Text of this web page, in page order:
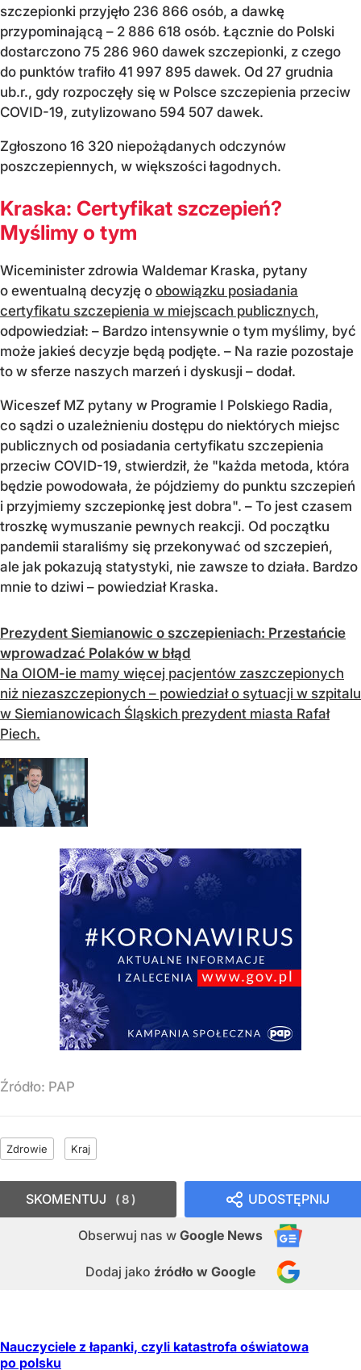
szczepionki przyjęło 236 866 osób, a dawkę
przypominającą – 2 886 618 osób. Łącznie do Polski
dostarczono 75 286 960 dawek szczepionki, z czego
do punktów trafiło 41 997 895 dawek. Od 27 grudnia
ub.r., gdy rozpoczęły się w Polsce szczepienia przeciw
COVID-19, zutylizowano 594 507 dawek.
Zgłoszono 16 320 niepożądanych odczynów
poszczepiennych, w większości łagodnych.
Kraska: Certyfikat szczepień?
Myślimy o tym
Wiceminister zdrowia Waldemar Kraska, pytany
o ewentualną decyzję o obowiązku posiadania
certyfikatu szczepienia w miejscach publicznych,
odpowiedział: – Bardzo intensywnie o tym myślimy, być
może jakieś decyzje będą podjęte. – Na razie pozostaje
to w sferze naszych marzeń i dyskusji – dodał.
Wiceszef MZ pytany w Programie I Polskiego Radia,
co sądzi o uzależnieniu dostępu do niektórych miejsc
publicznych od posiadania certyfikatu szczepienia
przeciw COVID-19, stwierdził, że "każda metoda, która
będzie powodowała, że pójdziemy do punktu szczepień
i przyjmiemy szczepionkę jest dobra". – To jest czasem
troszkę wymuszanie pewnych reakcji. Od początku
pandemii staraliśmy się przekonywać od szczepień,
ale jak pokazują statystyki, nie zawsze to działa. Bardzo
mnie to dziwi – powiedział Kraska.
Prezydent Siemianowic o szczepieniach: Przestańcie
wprowadzać Polaków w błąd
Na OIOM-ie mamy więcej pacjentów zaszczepionych
niż niezaszczepionych – powiedział o sytuacji w szpitalu
w Siemianowicach Śląskich prezydent miasta Rafał
Piech.
Źródło: PAP
Zdrowie Kraj
UDOSTĘPNIJ
Obserwuj nas w Google News
Dodaj jako źródło w Google
SKOMENTUJ 8
Nauczyciele z łapanki, czyli katastrofa oświatowa
po polsku